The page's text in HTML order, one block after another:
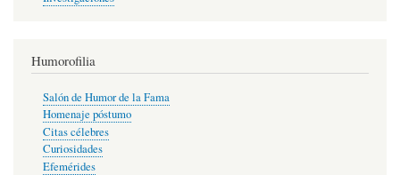
Humorofilia
Salón de Humor de la Fama
Homenaje póstumo
Citas célebres
Curiosidades
Efemérides